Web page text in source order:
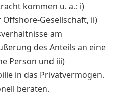
kommen u. a.: i)
Gesellschaft, ii)
am
des Anteils an eine
Person und iii)
in das Privatvermögen.
beraten.